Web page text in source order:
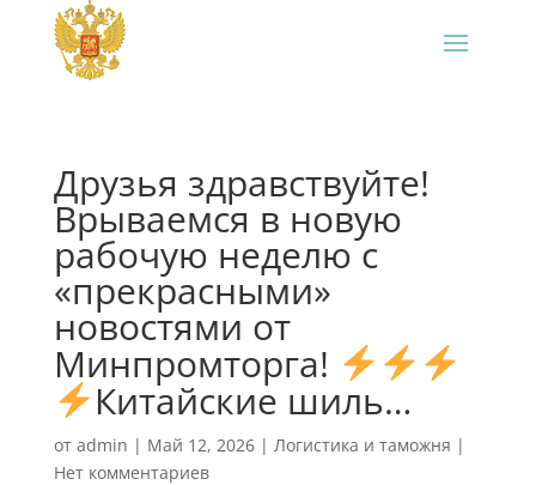
Друзья здравствуйте!
Врываемся в новую
рабочую неделю с
«прекрасными»
новостями от
Минпромторга!
Китайские шиль…
от admin | Май 12, 2026| Логистика и таможня |
Нет комментариев